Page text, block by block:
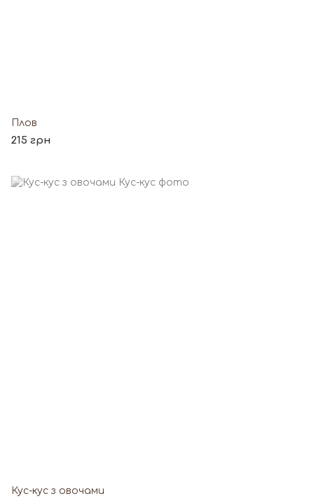
Плов
215 грн
Кус-кус з овочами